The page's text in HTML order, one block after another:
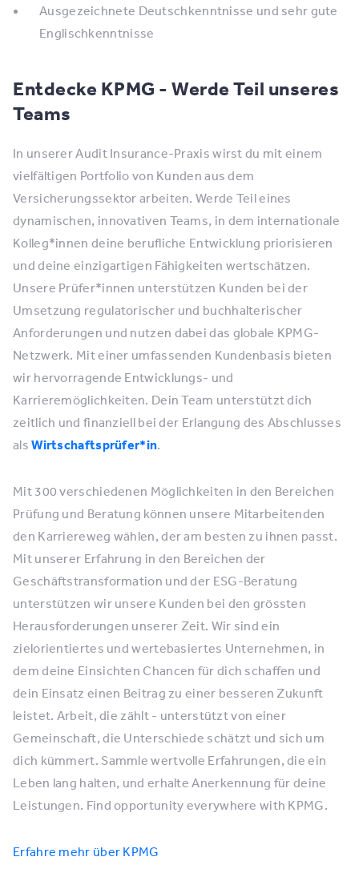
Ausgezeichnete Deutschkenntnisse und sehr gute
Englischkenntnisse
Entdecke KPMG - Werde Teil unseres
Teams
In unserer Audit Insurance-Praxis wirst du mit einem
vielfältigen Portfolio von Kunden aus dem
Versicherungssektor arbeiten. Werde Teil eines
dynamischen, innovativen Teams, in dem internationale
Kolleg*innen deine berufliche Entwicklung priorisieren
und deine einzigartigen Fähigkeiten wertschätzen.
Unsere Prüfer*innen unterstützen Kunden bei der
Umsetzung regulatorischer und buchhalterischer
Anforderungen und nutzen dabei das globale KPMG-
Netzwerk. Mit einer umfassenden Kundenbasis bieten
wir hervorragende Entwicklungs- und
Karrieremöglichkeiten. Dein Team unterstützt dich
zeitlich und finanziell bei der Erlangung des Abschlusses
alsWirtschaftsprüfer*in.
Mit 300 verschiedenen Möglichkeiten in den Bereichen
Prüfung und Beratung können unsere Mitarbeitenden
den Karriereweg wählen, der am besten zu ihnen passt.
Mit unserer Erfahrung in den Bereichen der
Geschäftstransformation und der ESG-Beratung
unterstützen wir unsere Kunden bei den grössten
Herausforderungen unserer Zeit. Wir sind ein
zielorientiertes und wertebasiertes Unternehmen, in
dem deine Einsichten Chancen für dich schaffen und
dein Einsatz einen Beitrag zu einer besseren Zukunft
leistet. Arbeit, die zählt - unterstützt von einer
Gemeinschaft, die Unterschiede schätzt und sich um
dich kümmert. Sammle wertvolle Erfahrungen, die ein
Leben lang halten, und erhalte Anerkennung für deine
Leistungen. Find opportunity everywhere with KPMG.
Erfahre mehr über KPMG